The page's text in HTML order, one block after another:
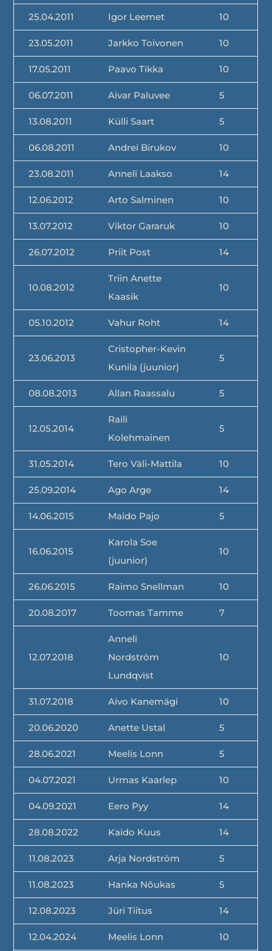
25.04.2011 Igor Leemet 10
23.05.2011 Jarkko Toivonen 10
17.05.2011 Paavo Tikka 10
06.07.2011 Aivar Paluvee 5
13.08.2011 Külli Saart 5
06.08.2011 Andrei Birukov 10
23.08.2011 Anneli Laakso 14
12.06.2012 Arto Salminen 10
13.07.2012 Viktor Gararuk 10
26.07.2012 Priit Post 14
10.08.2012
Triin Anette
Kaasik
10
05.10.2012 Vahur Roht 14
23.06.2013
Cristopher-Kevin
Kunila (juunior)
5
08.08.2013 Allan Raassalu 5
12.05.2014
Raili
Kolehmainen
5
31.05.2014 Tero Väli-Mattila 10
25.09.2014 Ago Arge 14
14.06.2015 Maido Pajo 5
16.06.2015
Karola Soe
(juunior)
10
26.06.2015 Raimo Snellman 10
20.08.2017 Toomas Tamme 7
12.07.2018
Anneli
Nordström
Lundqvist
10
31.07.2018 Aivo Kanemägi 10
20.06.2020 Anette Ustal 5
28.06.2021 Meelis Lonn 5
04.07.2021 Urmas Kaarlep 10
04.09.2021 Eero Pyy 14
28.08.2022 Kaido Kuus 14
11.08.2023 Arja Nordström 5
11.08.2023 Hanka Nõukas 5
12.08.2023 Jüri Tiitus 14
12.04.2024 Meelis Lonn 10